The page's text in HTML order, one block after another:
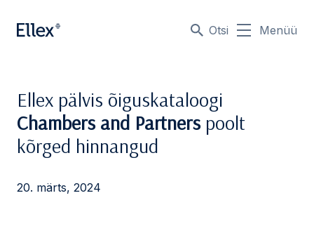
Otsi Menüü
Ellex pälvis õiguskataloogi
Chambers and Partnerspoolt
kõrged hinnangud
20. märts, 2024